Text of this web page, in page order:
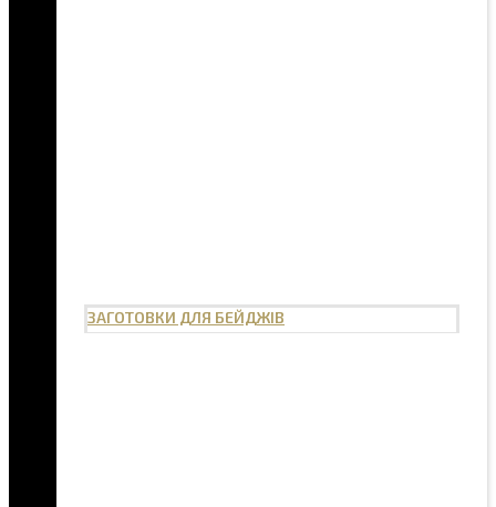
ЗАГОТОВКИ ДЛЯ БЕЙДЖІВ